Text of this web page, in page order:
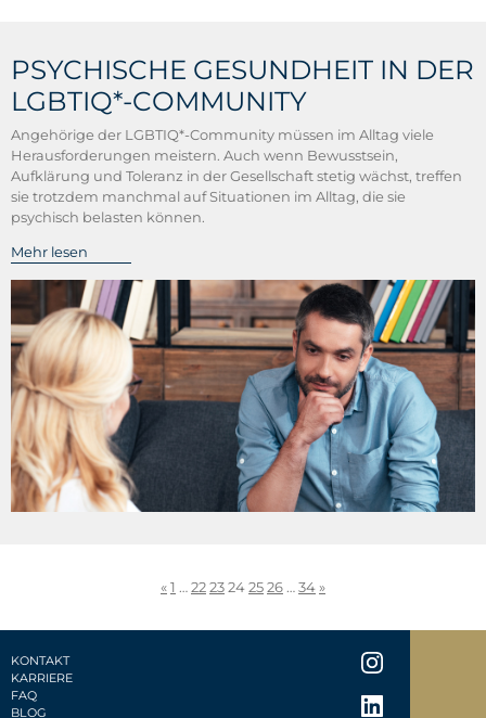
PSYCHISCHE GESUNDHEIT IN DER
LGBTIQ*-COMMUNITY
Angehörige der LGBTIQ*-Community müssen im Alltag viele
Herausforderungen meistern. Auch wenn Bewusstsein,
Aufklärung und Toleranz in der Gesellschaft stetig wächst, treffen
sie trotzdem manchmal auf Situationen im Alltag, die sie
psychisch belasten können.
Mehr lesen
«1 … 2223242526 … 34»
KONTAKT
KARRIERE
FAQ
BLOG